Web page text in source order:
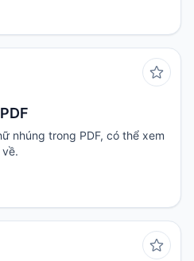
nhúng trong PDF, có thể xem